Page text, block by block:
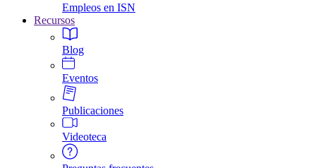
Empleos en ISN
Recursos
Blog
Eventos
Publicaciones
Videoteca